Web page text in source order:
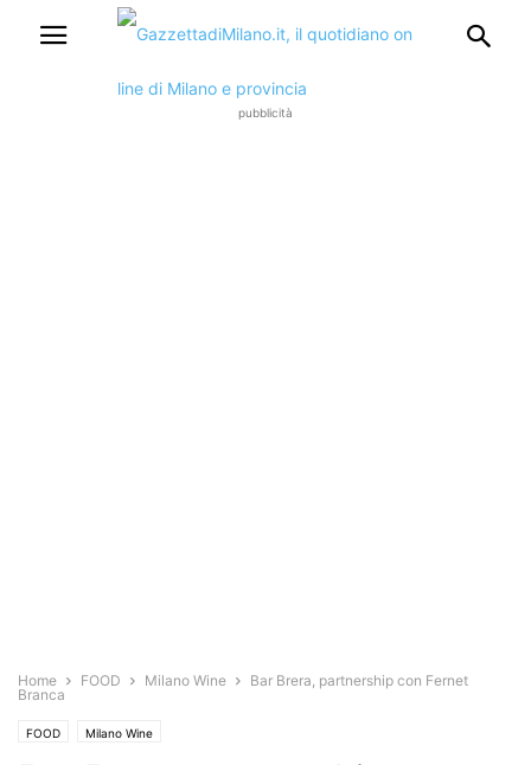
pubblicità
Home FOOD Milano Wine
Bar Brera, partnership con Fernet
Branca
FOOD Milano Wine